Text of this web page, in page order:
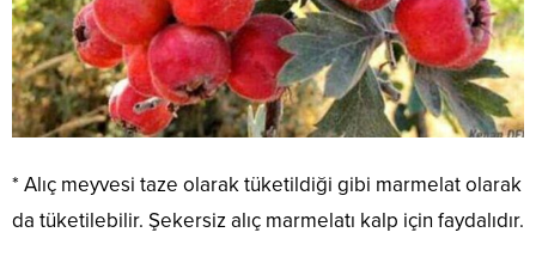
* Alıç meyvesi taze olarak tüketildiği gibi marmelat olarak
da tüketilebilir. Şekersiz alıç marmelatı kalp için faydalıdır.